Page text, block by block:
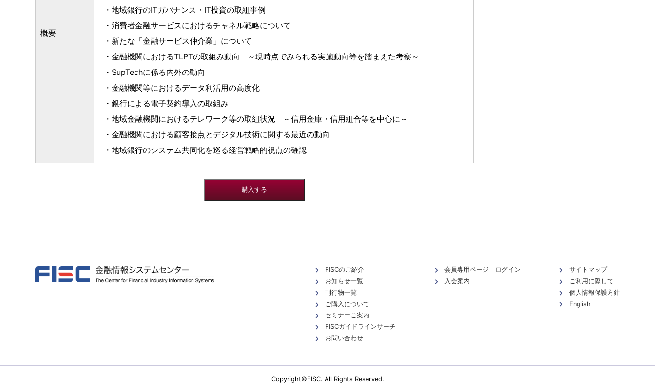
概要
・地域銀行のITガバナンス・IT投資の取組事例
・消費者金融サービスにおけるチャネル戦略について
・新たな「金融サービス仲介業」について
・金融機関におけるTLPTの取組み動向 ～現時点でみられる実施動向等を踏まえた考察～
・SupTechに係る内外の動向
・金融機関等におけるデータ利活用の高度化
・銀行による電子契約導入の取組み
・地域金融機関におけるテレワーク等の取組状況 ～信用金庫・信用組合等を中心に～
・金融機関における顧客接点とデジタル技術に関する最近の動向
・地域銀行のシステム共同化を巡る経営戦略的視点の確認
サイトマップ
ご利用に際して
個人情報保護方針
English
会員専用ページ ログイン
入会案内
FISCのご紹介
お知らせ一覧
刊行物一覧
ご購入について
セミナーご案内
FISCガイドラインサーチ
お問い合わせ
Copyright©FISC. All Rights Reserved.